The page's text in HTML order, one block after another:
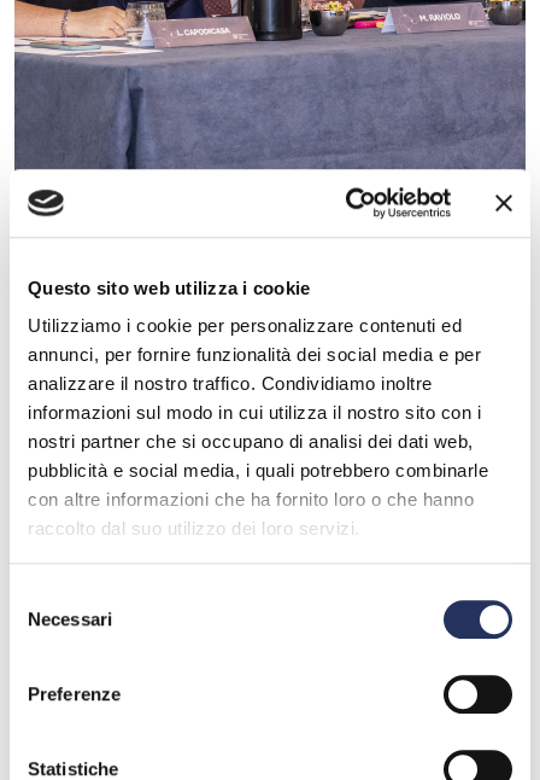
Questo sito web utilizza i cookie
Utilizziamo i cookie per personalizzare contenuti ed
annunci, per fornire funzionalità dei social media e per
analizzare il nostro traffico. Condividiamo inoltre
informazioni sul modo in cui utilizza il nostro sito con i
nostri partner che si occupano di analisi dei dati web,
pubblicità e social media, i quali potrebbero combinarle
con altre informazioni che ha fornito loro o che hanno
raccolto dal suo utilizzo dei loro servizi.
delNecessari
Preferenze
Statistiche
PAGINA1DI4
1 2
IN EVIDENZA